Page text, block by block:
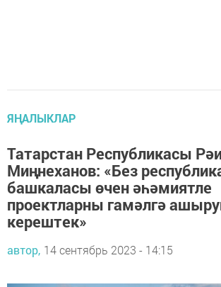
ЯҢАЛЫКЛАР
Татарстан Республикасы
Миңнеханов: «Без
башкаласы өчен әһәмиятле
проектларны гамәлгә
керештек»
автор, 14 сентябрь 2023 - 14:15